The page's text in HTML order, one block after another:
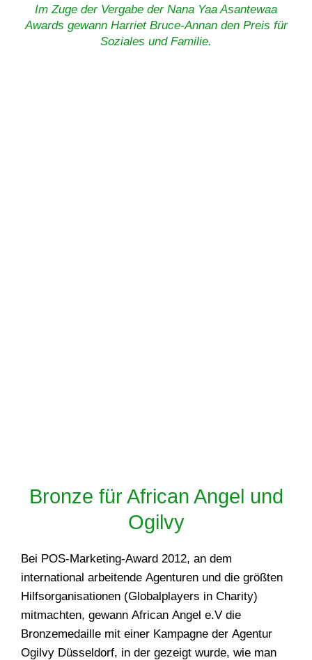
Im Zuge der Vergabe der Nana Yaa Asantewaa
Awards gewann Harriet Bruce-Annan den Preis für
Soziales und Familie.
Bronze für African Angel und
Ogilvy
Bei POS-Marketing-Award 2012, an dem
international arbeitende Agenturen und die größten
Hilfsorganisationen (Globalplayers in Charity)
mitmachten, gewann African Angel e.V die
Bronzemedaille mit einer Kampagne der Agentur
Ogilvy Düsseldorf, in der gezeigt wurde, wie man